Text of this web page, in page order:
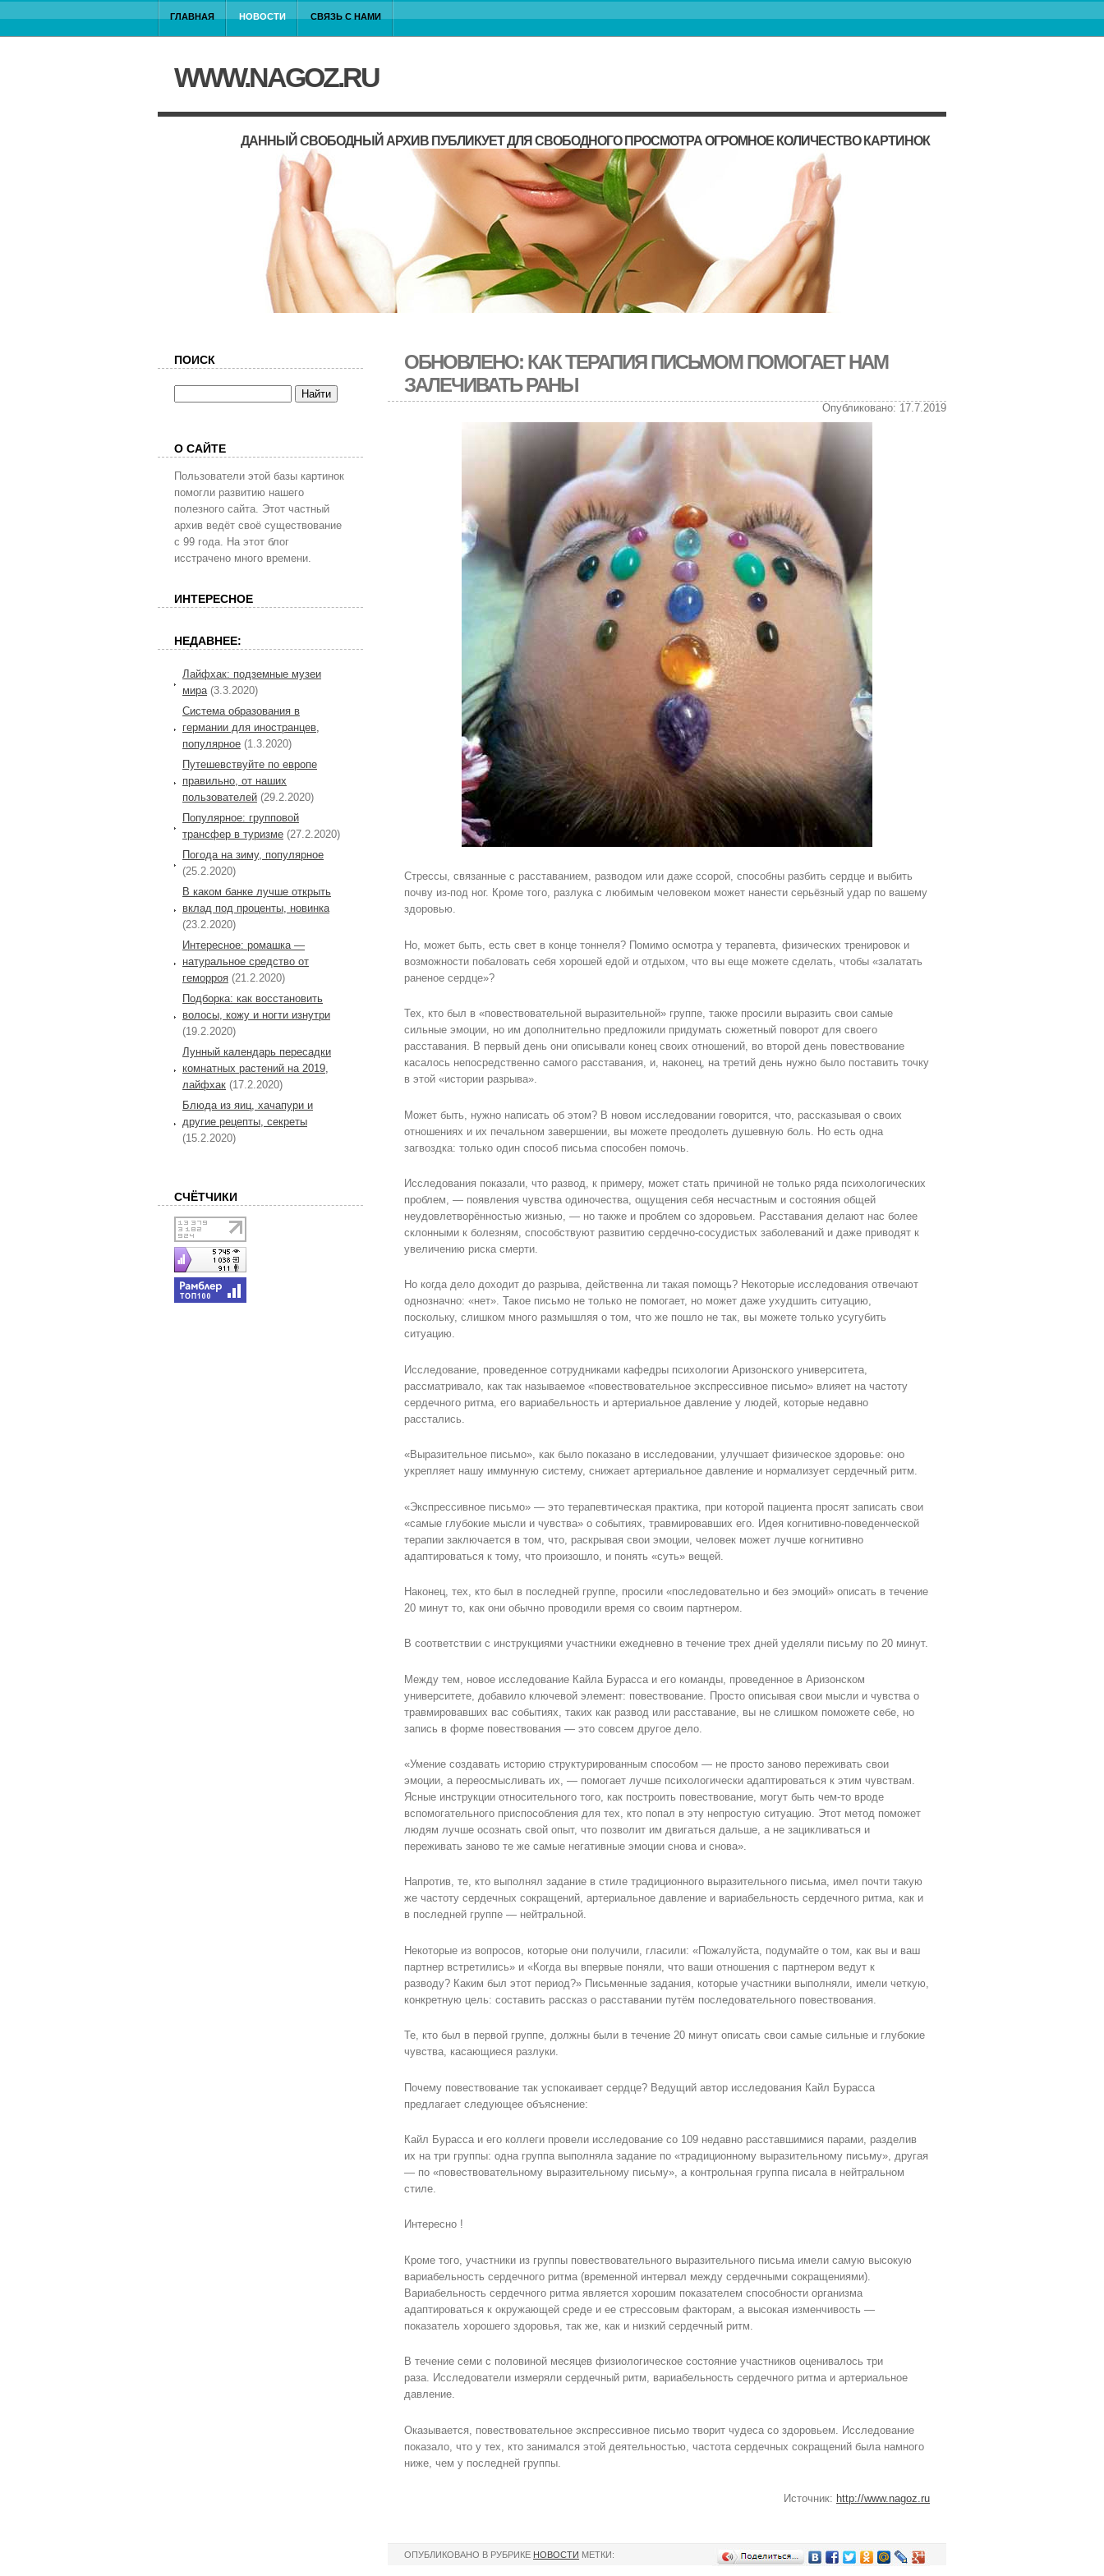
ГЛАВНАЯ НОВОСТИ СВЯЗЬ С НАМИ
WWW.NAGOZ.RU
ДАННЫЙ СВОБОДНЫЙ АРХИВ ПУБЛИКУЕТ ДЛЯ СВОБОДНОГО ПРОСМОТРА ОГРОМНОЕ КОЛИЧЕСТВО КАРТИНОК
ОБНОВЛЕНО: КАК ТЕРАПИЯ ПИСЬМОМ ПОМОГАЕТ НАМ
ЗАЛЕЧИВАТЬ РАНЫ
Опубликовано: 17.7.2019
Стрессы, связанные с расставанием, разводом или даже ссорой, способны разбить сердце и выбить
почву из-под ног. Кроме того, разлука с любимым человеком может нанести серьёзный удар по вашему
здоровью.
Но, может быть, есть свет в конце тоннеля? Помимо осмотра у терапевта, физических тренировок и
возможности побаловать себя хорошей едой и отдыхом, что вы еще можете сделать, чтобы «залатать
раненое сердце»?
Тех, кто был в «повествовательной выразительной» группе, также просили выразить свои самые
сильные эмоции, но им дополнительно предложили придумать сюжетный поворот для своего
расставания. В первый день они описывали конец своих отношений, во второй день повествование
касалось непосредственно самого расставания, и, наконец, на третий день нужно было поставить точку
в этой «истории разрыва».
Может быть, нужно написать об этом? В новом исследовании говорится, что, рассказывая о своих
отношениях и их печальном завершении, вы можете преодолеть душевную боль. Но есть одна
загвоздка: только один способ письма способен помочь.
Исследования показали, что развод, к примеру, может стать причиной не только ряда психологических
проблем, — появления чувства одиночества, ощущения себя несчастным и состояния общей
неудовлетворённостью жизнью, — но также и проблем со здоровьем. Расставания делают нас более
склонными к болезням, способствуют развитию сердечно-сосудистых заболеваний и даже приводят к
увеличению риска смерти.
Но когда дело доходит до разрыва, действенна ли такая помощь? Некоторые исследования отвечают
однозначно: «нет». Такое письмо не только не помогает, но может даже ухудшить ситуацию,
поскольку, слишком много размышляя о том, что же пошло не так, вы можете только усугубить
ситуацию.
Исследование, проведенное сотрудниками кафедры психологии Аризонского университета,
рассматривало, как так называемое «повествовательное экспрессивное письмо» влияет на частоту
сердечного ритма, его вариабельность и артериальное давление у людей, которые недавно
расстались.
«Выразительное письмо», как было показано в исследовании, улучшает физическое здоровье: оно
укрепляет нашу иммунную систему, снижает артериальное давление и нормализует сердечный ритм.
«Экспрессивное письмо» — это терапевтическая практика, при которой пациента просят записать свои
«самые глубокие мысли и чувства» о событиях, травмировавших его. Идея когнитивно-поведенческой
терапии заключается в том, что, раскрывая свои эмоции, человек может лучше когнитивно
адаптироваться к тому, что произошло, и понять «суть» вещей.
Наконец, тех, кто был в последней группе, просили «последовательно и без эмоций» описать в течение
20 минут то, как они обычно проводили время со своим партнером.
В соответствии с инструкциями участники ежедневно в течение трех дней уделяли письму по 20 минут.
Между тем, новое исследование Кайла Бурасса и его команды, проведенное в Аризонском
университете, добавило ключевой элемент: повествование. Просто описывая свои мысли и чувства о
травмировавших вас событиях, таких как развод или расставание, вы не слишком поможете себе, но
запись в форме повествования — это совсем другое дело.
«Умение создавать историю структурированным способом — не просто заново переживать свои
эмоции, а переосмысливать их, — помогает лучше психологически адаптироваться к этим чувствам.
Ясные инструкции относительного того, как построить повествование, могут быть чем-то вроде
вспомогательного приспособления для тех, кто попал в эту непростую ситуацию. Этот метод поможет
людям лучше осознать свой опыт, что позволит им двигаться дальше, а не зацикливаться и
переживать заново те же самые негативные эмоции снова и снова».
Напротив, те, кто выполнял задание в стиле традиционного выразительного письма, имел почти такую ​​
же частоту сердечных сокращений, артериальное давление и вариабельность сердечного ритма, как и
в последней группе — нейтральной.
Некоторые из вопросов, которые они получили, гласили: «Пожалуйста, подумайте о том, как вы и ваш
партнер встретились» и «Когда вы впервые поняли, что ваши отношения с партнером ведут к
разводу? Каким был этот период?» Письменные задания, которые участники выполняли, имели четкую,
конкретную цель: составить рассказ о расставании путём последовательного повествования.
Те, кто был в первой группе, должны были в течение 20 минут описать свои самые сильные и глубокие
чувства, касающиеся разлуки.
Почему повествование так успокаивает сердце? Ведущий автор исследования Кайл Бурасса
предлагает следующее объяснение:
Кайл Бурасса и его коллеги провели исследование со 109 недавно расставшимися парами, разделив
их на три группы: одна группа выполняла задание по «традиционному выразительному письму», другая
— по «повествовательному выразительному письму», а контрольная группа писала в нейтральном
стиле.
Интересно !
Кроме того, участники из группы повествовательного выразительного письма имели самую высокую
вариабельность сердечного ритма (временной интервал между сердечными сокращениями).
Вариабельность сердечного ритма является хорошим показателем способности организма
адаптироваться к окружающей среде и ее стрессовым факторам, а высокая изменчивость —
показатель хорошего здоровья, так же, как и низкий сердечный ритм.
В течение семи с половиной месяцев физиологическое состояние участников оценивалось три
раза. Исследователи измеряли сердечный ритм, вариабельность сердечного ритма и артериальное
давление.
Оказывается, повествовательное экспрессивное письмо творит чудеса со здоровьем. Исследование
показало, что у тех, кто занимался этой деятельностью, частота сердечных сокращений была намного
ниже, чем у последней группы.
Источник: http://www.nagoz.ru
ОПУБЛИКОВАНО В РУБРИКЕ НОВОСТИ МЕТКИ:
ПОИСК
О САЙТЕ
Пользователи этой базы картинок
помогли развитию нашего
полезного сайта. Этот частный
архив ведёт своё существование
с 99 года. На этот блог
исстрачено много времени.
ИНТЕРЕСНОЕ
НЕДАВНЕЕ:
Лайфхак: подземные музеи
мира (3.3.2020)
Система образования в
германии для иностранцев,
популярное (1.3.2020)
Путешевствуйте по европе
правильно, от наших
пользователей (29.2.2020)
Популярное: групповой
трансфер в туризме (27.2.2020)
Погода на зиму, популярное
(25.2.2020)
В каком банке лучше открыть
вклад под проценты, новинка
(23.2.2020)
Интересное: ромашка —
натуральное средство от
геморроя (21.2.2020)
Подборка: как восстановить
волосы, кожу и ногти изнутри
(19.2.2020)
Лунный календарь пересадки
комнатных растений на 2019,
лайфхак (17.2.2020)
Блюда из яиц, хачапури и
другие рецепты, секреты
(15.2.2020)
СЧЁТЧИКИ